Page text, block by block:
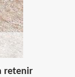
retenir